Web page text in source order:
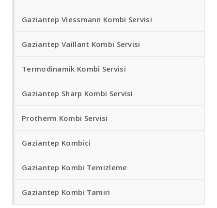
Gaziantep Viessmann Kombi Servisi
Gaziantep Vaillant Kombi Servisi
Termodinamik Kombi Servisi
Gaziantep Sharp Kombi Servisi
Protherm Kombi Servisi
Gaziantep Kombici
Gaziantep Kombi Temizleme
Gaziantep Kombi Tamiri